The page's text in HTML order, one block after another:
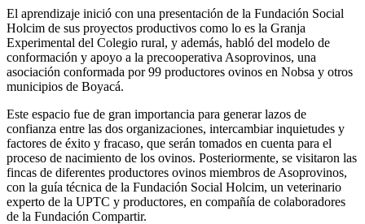
El aprendizaje inició con una presentación de la Fundación Social
Holcim de sus proyectos productivos como lo es la Granja
Experimental del Colegio rural, y además, habló del modelo de
conformación y apoyo a la precooperativa Asoprovinos, una
asociación conformada por 99 productores ovinos en Nobsa y otros
municipios de Boyacá.
Este espacio fue de gran importancia para generar lazos de
confianza entre las dos organizaciones, intercambiar inquietudes y
factores de éxito y fracaso, que serán tomados en cuenta para el
proceso de nacimiento de los ovinos. Posteriormente, se visitaron las
fincas de diferentes productores ovinos miembros de Asoprovinos,
con la guía técnica de la Fundación Social Holcim, un veterinario
experto de la UPTC y productores, en compañía de colaboradores
de la Fundación Compartir.